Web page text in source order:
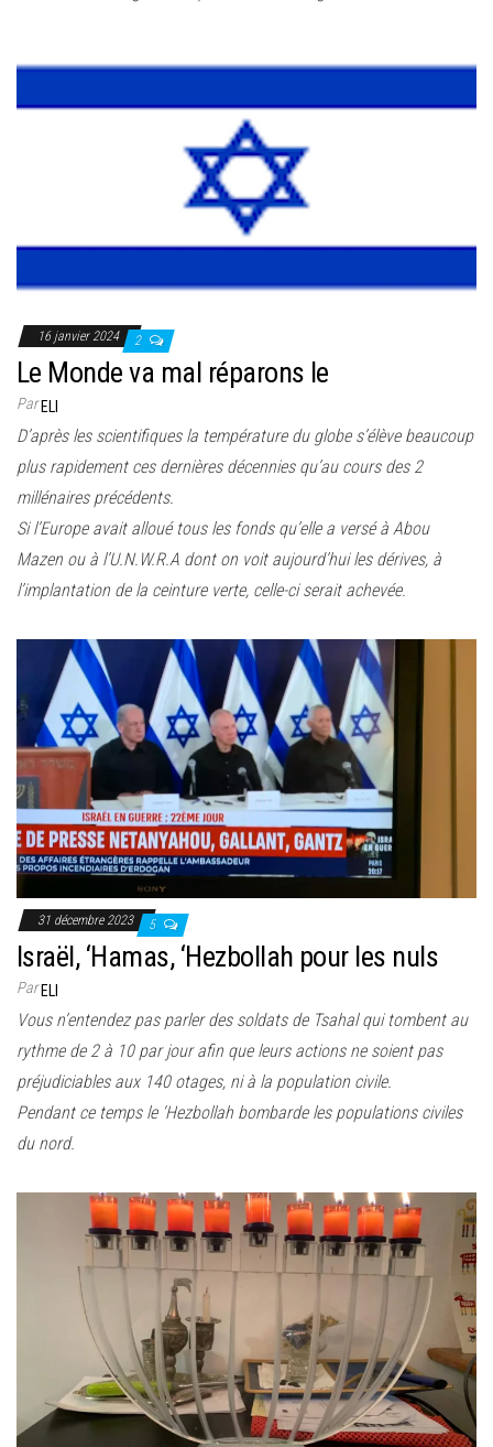
16 janvier 2024 2
Le Monde va mal réparons le
ParELI
D’après les scientifiques la température du globe s’élève beaucoup
plus rapidement ces dernières décennies qu’au cours des 2
millénaires précédents.
Si l’Europe avait alloué tous les fonds qu’elle a versé à Abou
Mazen ou à l’U.N.W.R.A dont on voit aujourd’hui les dérives, à
l’implantation de la ceinture verte, celle-ci serait achevée.
31 décembre 2023 5
Israël, ‘Hamas, ‘Hezbollah pour les nuls
ParELI
Vous n’entendez pas parler des soldats de Tsahal qui tombent au
rythme de 2 à 10 par jour afin que leurs actions ne soient pas
préjudiciables aux 140 otages, ni à la population civile.
Pendant ce temps le ‘Hezbollah bombarde les populations civiles
du nord.